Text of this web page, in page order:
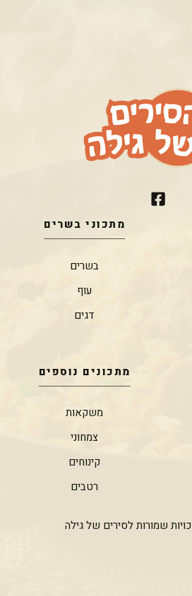
מתכוני בשרים
בשרים
עוף
דגים
מתכונים נוספים
משקאות
צמחוני
קינוחים
רטבים